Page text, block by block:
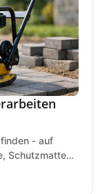
- auf
Schutzmatte